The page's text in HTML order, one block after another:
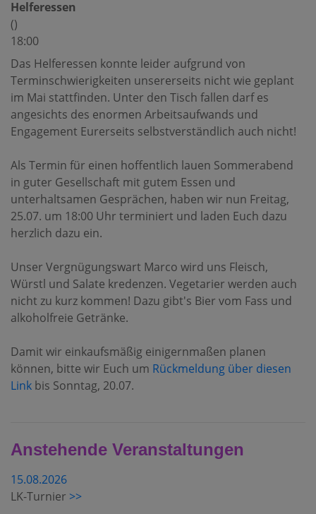
Helferessen
()
18:00
Das Helferessen konnte leider aufgrund von
Terminschwierigkeiten unsererseits nicht wie geplant
im Mai stattfinden. Unter den Tisch fallen darf es
angesichts des enormen Arbeitsaufwands und
Engagement Eurerseits selbstverständlich auch nicht!
Als Termin für einen hoffentlich lauen Sommerabend
in guter Gesellschaft mit gutem Essen und
unterhaltsamen Gesprächen, haben wir nun Freitag,
25.07. um 18:00 Uhr terminiert und laden Euch dazu
herzlich dazu ein.
Unser Vergnügungswart Marco wird uns Fleisch,
Würstl und Salate kredenzen. Vegetarier werden auch
nicht zu kurz kommen! Dazu gibt's Bier vom Fass und
alkoholfreie Getränke.
Damit wir einkaufsmäßig einigernmaßen planen
können, bitte wir Euch um Rückmeldung über diesen
Link bis Sonntag, 20.07.
Anstehende Veranstaltungen
15.08.2026
LK-Turnier >>